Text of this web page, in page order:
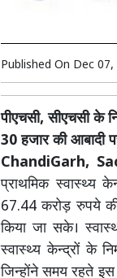
Published On Dec 07,
पीएचसी, सीएचसी के
30 हजार की आबादी
ChandiGarh,
प्राथमिक स्वास्थ्य
67.44 करोड़ रुपये की
किया जा सके।
स्वास्थ्य केन्द्रों के
जिन्होंने समय रहते इस